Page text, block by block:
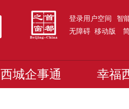
登录用户空间 智
无障碍 移动版
西城企事通 幸福